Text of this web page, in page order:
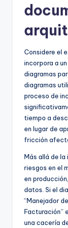
Considere el
incorpora a
diagramas
diagramas
proceso de
tiempo a
en lugar de
fricción
Más allá de la
riesgos en el
en
datos. Si el
“Manejador
Facturación”
una cacería